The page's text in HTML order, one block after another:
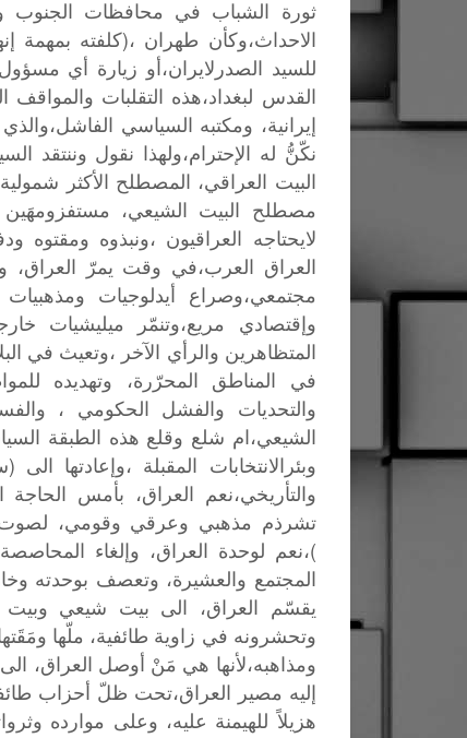
ثورة
الشباب في محافظات الجنوب
الاحداث،وكأن طهران ،(كلفته بمهمة
للسيد
الصدرلايران،أو زيارة أي مسؤول
القدس لبغداد،هذه التقلبات والمواقف
إيرانية، ومكتبه السياسي الفاشل،والذي
نكّنُّ له الإحترام،ولهذا نقول وننتقد
البيت
العراقي، المصطلح الأكثر شمولية
مصطلح
البيت الشيعي، مستفزومهَين
لايحتاجه
العراقيون ،ونبذوه ومقتوه
العراق
العرب،في وقت يمرّ العراق،
مجتمعي،وصراع
أيدلوجيات ومذهبيات
وإقتصادي
مريع،وتنمّر ميليشيات
المتظاهرين والرأي الآخر ،وتعيث في
في
المناطق المحرّرة، وتهديده
والتحديات
والفشل الحكومي ،
الشيعي،ام شلع وقلع هذه الطبقة
وبئرالانتخابات
المقبلة ،وإعادتها الى (
والتأريخي،نعم
العراق، بأمس الحاجة
تشرذم مذهبي وعرقي وقومي،
)،نعم لوحدة العراق، وإلغاء المحاصصة
المجتمع والعشيرة، وتعصف بوحدته
يقسّم
العراق، الى بيت شيعي وبيت
وتحشرونه في زاوية طائفية، ملّها
ومذاهبه،لأنها هي مَنْ أوصل العراق، الى
إليه مصير العراق،تحت ظلّ أحزاب
هزيلاً للهيمنة عليه، وعلى موارده